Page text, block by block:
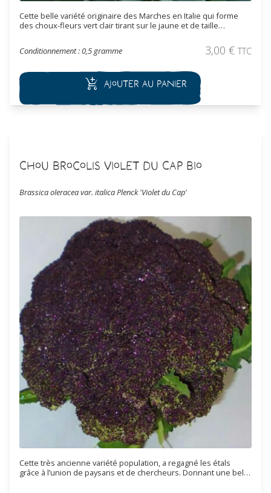
Cette belle variété originaire des Marches en Italie qui forme
des choux-fleurs vert clair tirant sur le jaune et de taille
couleur doré. Les chou-fleur de 700 g à plus d'1 kg se récoltent
en automne et début d'hiver. Se conserve très bien après
Conditionnement : 0,5 gramme 3,00 € TTC
Ajouter au panier
Chou Brocolis Violet du Cap Bio
Brassica oleracea var. italica Plenck 'Violet du Cap'
Cette très ancienne variété population, a regagné les étals
grâce à l’union de paysans et de chercheurs. Donnant une belle